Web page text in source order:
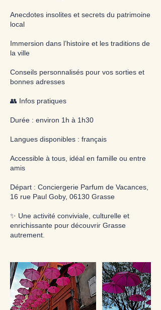
Anecdotes insolites et secrets du patrimoine
local
Immersion dans l’histoire et les traditions de
la ville
Conseils personnalisés pour vos sorties et
bonnes adresses
👥 Infos pratiques
Durée : environ 1h à 1h30
Langues disponibles : français
Accessible à tous, idéal en famille ou entre
amis
Départ : Conciergerie Parfum de Vacances,
16 rue Paul Goby, 06130 Grasse
✨ Une activité conviviale, culturelle et
enrichissante pour découvrir Grasse
autrement.